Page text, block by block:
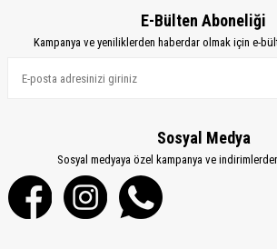
E-Bülten Aboneliği
Kampanya ve yeniliklerden haberdar olmak için e-
Sosyal Medya
Sosyal medyaya özel kampanya ve